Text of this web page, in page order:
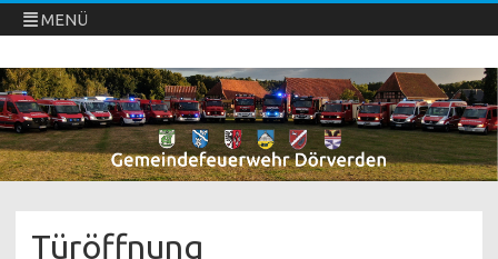
MENÜ
Freiwillige Feuerwehren Dörverden
Direkt
zum
Inhalt
springen
Türöffnung